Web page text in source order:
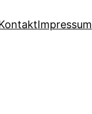
Impressum